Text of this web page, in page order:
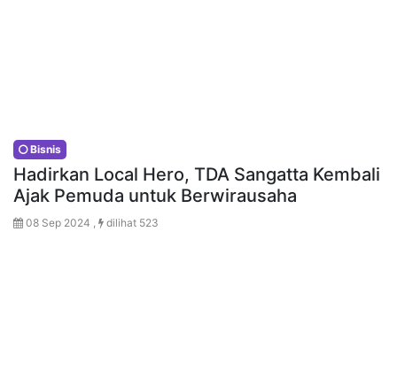
Bisnis
Hadirkan Local Hero, TDA Sangatta Kembali
Ajak Pemuda untuk Berwirausaha
08 Sep 2024 , dilihat 523